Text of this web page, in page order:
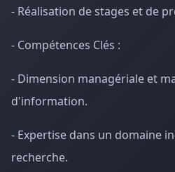
- Réalisation de stages et de
- Compétences Clés :
- Dimension managériale et
d'information.
- Expertise dans un domaine
recherche.